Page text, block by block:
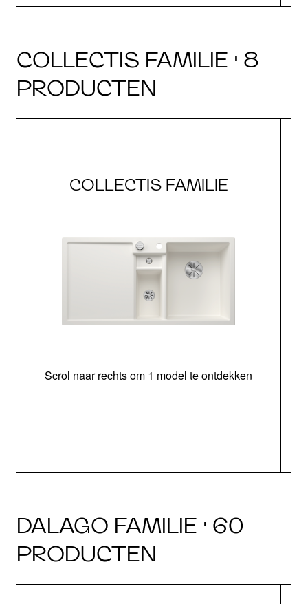
COLLECTIS FAMILIE · 8
PRODUCTEN
COLLECTIS FAMILIE
Scrol naar rechts om 1 model te ontdekken
DALAGO FAMILIE · 60
PRODUCTEN